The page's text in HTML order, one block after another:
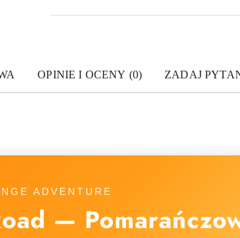
OPINIE I OCENY (0) ZADAJ
ADVENTURE
—